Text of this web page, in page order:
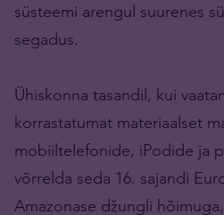
süsteemi arengul suurenes
segadus.
Ühiskonna tasandil, kui
korrastatumat materiaalset
mobiiltelefonide, iPodide ja
võrrelda seda 16. sajandi
Amazonase džungli